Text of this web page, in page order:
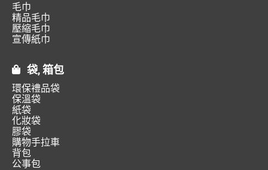
毛巾
精品毛巾
壓縮毛巾
宣傳紙巾
袋, 箱包
環保禮品袋
保溫袋
紙袋
化妝袋
膠袋
購物手拉車
背包
公事包